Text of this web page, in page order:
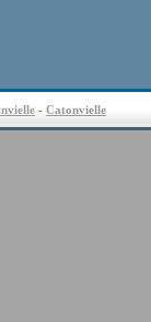
- Catonvielle